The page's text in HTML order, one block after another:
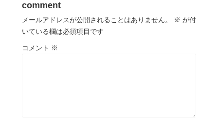
comment
メールアドレスが公開されることはありません。 ※ が付
いている欄は必須項目です
コメント ※